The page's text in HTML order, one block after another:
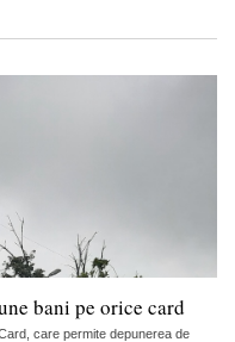
bani pe orice card
care permite depunerea de